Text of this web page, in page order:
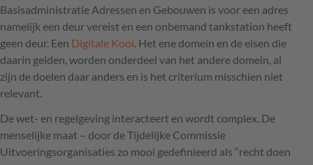
Basisadministratie Adressen en Gebouwen is voor een adres
namelijk een deur vereist en een onbemand tankstation heeft
geen deur. Een Digitale Kooi. Het ene domein en de eisen die
daarin gelden, worden onderdeel van het andere domein, al
zijn de doelen daar anders en is het criterium misschien niet
relevant.
De wet- en regelgeving interacteert en wordt complex. De
menselijke maat – door de Tijdelijke Commissie
Uitvoeringsorganisaties zo mooi gedefinieerd als “recht doen